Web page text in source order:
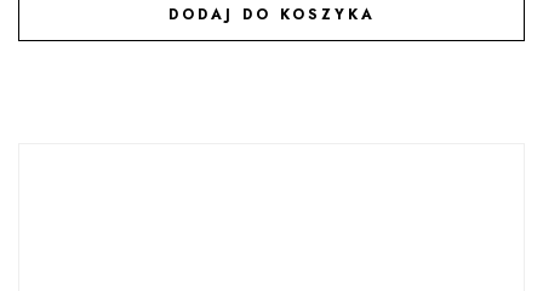
DODAJ DO KOSZYKA
DODAJ DO ULUBIONYCH